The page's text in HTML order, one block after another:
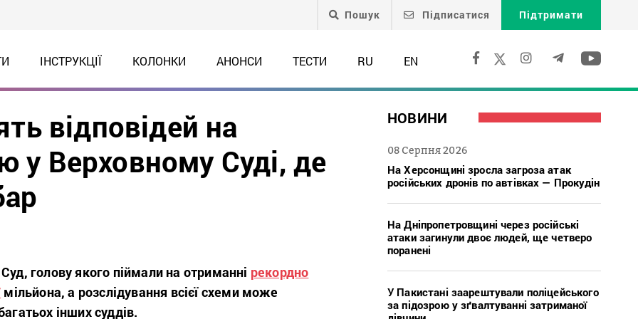
Пошук Підписатися Підтримати
ІНСТРУКЦІЇ КОЛОНКИ АНОНСИ ТЕСТИ RU EN
відповідей на
у Верховному Суді, де
голову якого піймали на отриманні рекордно
мільйона, а розслідування всієї схеми може
інших суддів.
НОВИНИ
08 Серпня 2026
На Херсонщині зросла загроза атак
російських дронів по автівках — Прокудін
На Дніпропетровщині через російські
атаки загинули двоє людей, ще четверо
поранені
У Пакистані заарештували поліцейського
за підозрою у зґвалтуванні затриманої